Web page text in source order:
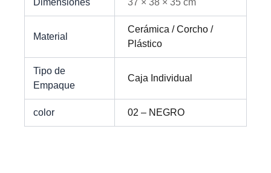
Material
Cerámica / Corcho /
Plástico
Tipo de
Empaque
Caja Individual
color 02 – NEGRO